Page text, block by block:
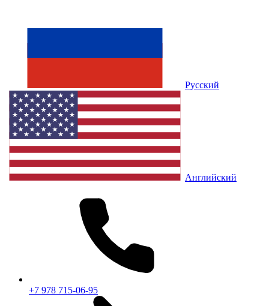
Русский
Английский
+7 978 715-06-95